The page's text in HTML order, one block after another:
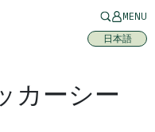
MENU
日本語
カーシー